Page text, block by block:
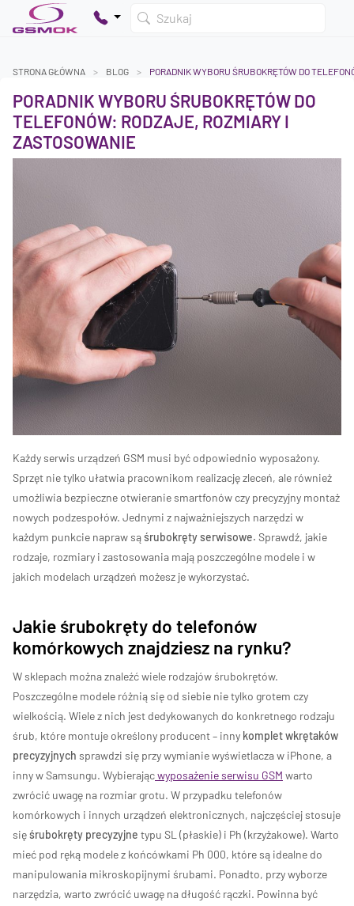
Szukaj
Twój koszyk jest pusty
Dodaj produkty, aby kontynuować.
STRONA GŁÓWNA BLOG PORADNIK WYBORU ŚRUBOKRĘTÓW DO
PORADNIK WYBORU ŚRUBOKRĘTÓW DO
TELEFONÓW: RODZAJE, ROZMIARY I
ZASTOSOWANIE
Każdy serwis urządzeń GSM musi być odpowiednio wyposażony.
Sprzęt nie tylko ułatwia pracownikom realizację zleceń, ale również
umożliwia bezpieczne otwieranie smartfonów czy precyzyjny montaż
nowych podzespołów. Jednymi z najważniejszych narzędzi w
każdym punkcie napraw sąśrubokręty serwisowe. Sprawdź, jakie
rodzaje, rozmiary i zastosowania mają poszczególne modele i w
jakich modelach urządzeń możesz je wykorzystać.
Jakie śrubokręty do telefonów
komórkowych znajdziesz na rynku?
W sklepach można znaleźć wiele rodzajów śrubokrętów.
Poszczególne modele różnią się od siebie nie tylko grotem czy
wielkością. Wiele z nich jest dedykowanych do konkretnego rodzaju
śrub, które montuje określony producent – inny komplet wkrętaków
precyzyjnych sprawdzi się przy wymianie wyświetlacza w iPhone, a
inny w Samsungu. Wybierającwyposażenie serwisu GSM warto
zwrócić uwagę na rozmiar grotu. W przypadku telefonów
komórkowych i innych urządzeń elektronicznych, najczęściej stosuje
sięśrubokręty precyzyjne typu SL (płaskie) i Ph (krzyżakowe). Warto
mieć pod ręką modele z końcówkami Ph 000, które są idealne do
manipulowania mikroskopijnymi śrubami. Ponadto, przy wyborze
narzędzia, warto zwrócić uwagę na długość rączki. Powinna być